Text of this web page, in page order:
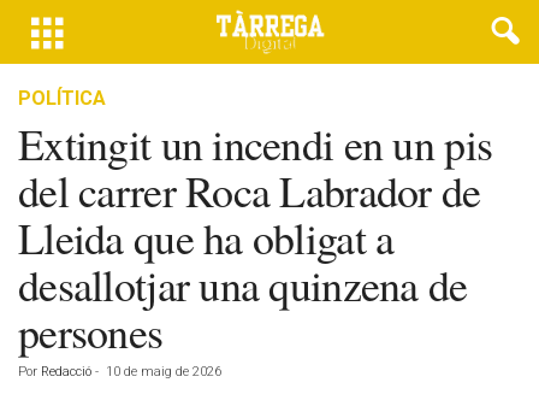
POLÍTICA
Extingit un incendi en un pis
del carrer Roca Labrador de
Lleida que ha obligat a
desallotjar una quinzena de
persones
Por Redacció - 10 de maig de 2026